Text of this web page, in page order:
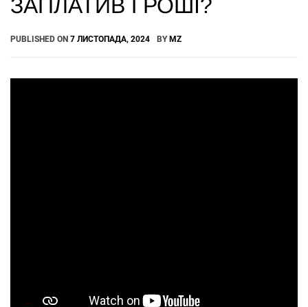
ЗАПЛАТИВ ГРОШІ?
PUBLISHED ON 7 ЛИСТОПАДА, 2024 BYMZ